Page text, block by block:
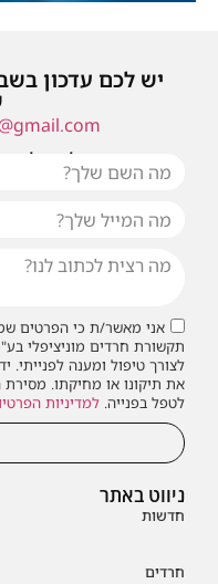
ניווט באתר
חדשות
חרדים
יש לכם עדכון
או שילחו אלינו
אני מאשר/ת כי הפרטים
תקשורת חרדים מוניציפלי
לצורך טיפול ומענה לפנייתי.
את תיקונו או מחיקתו.
לטפל בפנייה. למדיניות